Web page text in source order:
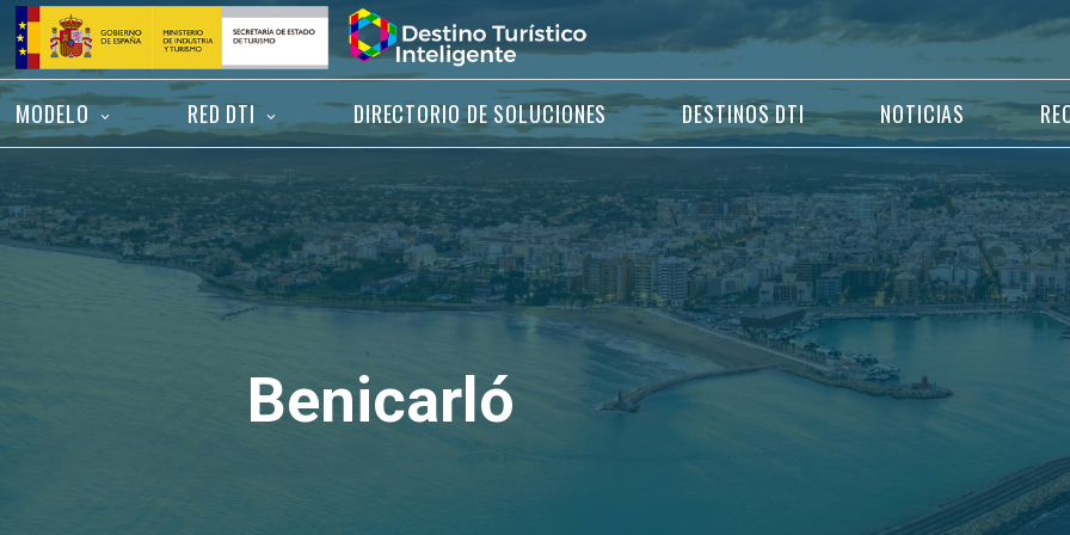
Saltar
contenido
Inicio
MODELO RED DTI DIRECTORIO DE SOLUCIONES DESTINOS DTI NOTICIAS
Benicarló